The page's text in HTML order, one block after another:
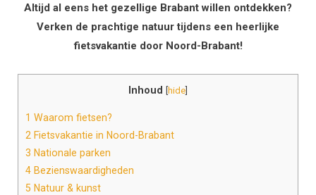
Altijd al eens het gezellige Brabant willen ontdekken?
Verken de prachtige natuur tijdens een heerlijke
fietsvakantie door Noord-Brabant!
Inhoud hide
1 Waarom fietsen?
2 Fietsvakantie in Noord-Brabant
3 Nationale parken
4 Bezienswaardigheden
5 Natuur & kunst